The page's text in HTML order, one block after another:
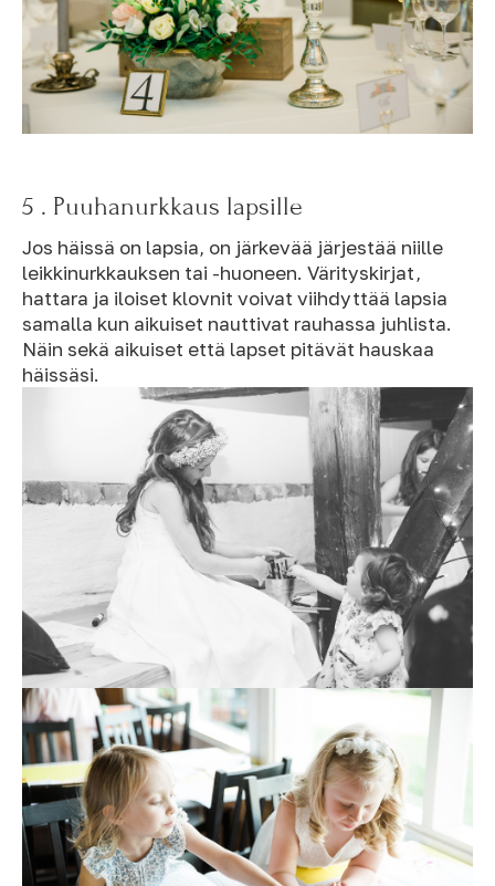
5 . Puuhanurkkaus lapsille
Jos häissä on lapsia, on järkevää järjestää niille
leikkinurkkauksen tai -huoneen. Värityskirjat,
hattara ja iloiset klovnit voivat viihdyttää lapsia
samalla kun aikuiset nauttivat rauhassa juhlista.
Näin sekä aikuiset että lapset pitävät hauskaa
häissäsi.